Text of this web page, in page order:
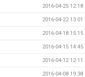
2016-04-25 12:18
2016-04-22 13:01
2016-04-18 15:15
2016-04-15 14:45
2016-04-12 12:11
2016-04-08 19:38